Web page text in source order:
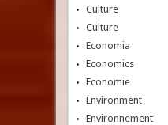
Culture
Culture
Economia
Economics
Economie
Environment
Environnement